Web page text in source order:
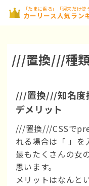
「たまに乗る」「週末だけ
カーリース人気ラン
///置換///種
///置換///知名度
デメリット
///置換///CSSで
れる場合は「 」を
最もたくさんの女
思います。
メリットはなんと